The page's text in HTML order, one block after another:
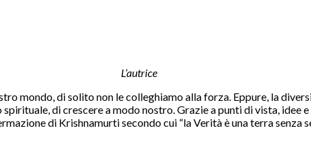
L’autrice
mondo, di solito non le colleghiamo alla forza. Eppure, la
di crescere a modo nostro. Grazie a punti di vista, idee
di Krishnamurti secondo cui “la Verità è una terra senza